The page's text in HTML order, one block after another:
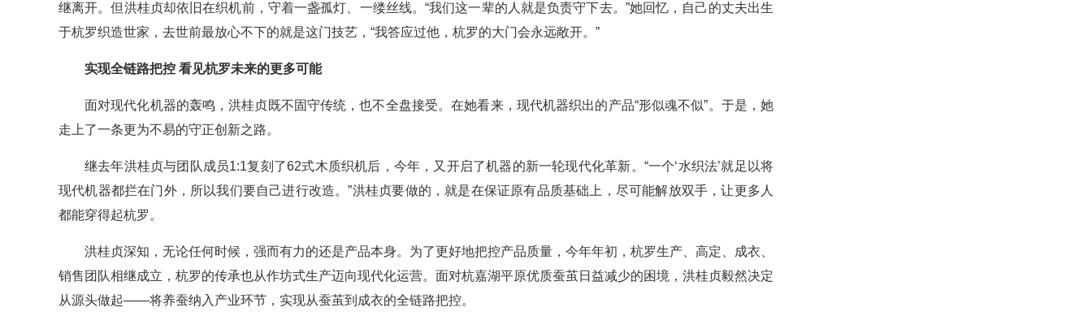
继离开。但洪桂贞却依旧在织机前，守着一盏孤灯、一缕丝线。“我们这一辈的人就是负责守下去。”她回忆，自己的丈夫出生
于杭罗织造世家，去世前最放心不下的就是这门技艺，“我答应过他，杭罗的大门会永远敞开。”
实现全链路把控 看见杭罗未来的更多可能
面对现代化机器的轰鸣，洪桂贞既不固守传统，也不全盘接受。在她看来，现代机器织出的产品“形似魂不似”。于是，她
走上了一条更为不易的守正创新之路。
继去年洪桂贞与团队成员1:1复刻了62式木质织机后，今年，又开启了机器的新一轮现代化革新。“一个‘水织法’就足以将
现代机器都拦在门外，所以我们要自己进行改造。”洪桂贞要做的，就是在保证原有品质基础上，尽可能解放双手，让更多人
都能穿得起杭罗。
洪桂贞深知，无论任何时候，强而有力的还是产品本身。为了更好地把控产品质量，今年年初，杭罗生产、高定、成衣、
销售团队相继成立，杭罗的传承也从作坊式生产迈向现代化运营。面对杭嘉湖平原优质蚕茧日益减少的困境，洪桂贞毅然决定
从源头做起——将养蚕纳入产业环节，实现从蚕茧到成衣的全链路把控。